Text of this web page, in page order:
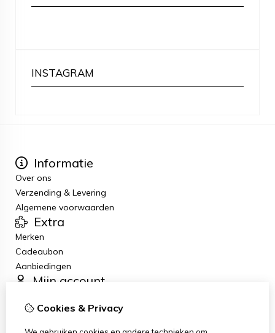
INSTAGRAM
Informatie
Over ons
Verzending & Levering
Algemene voorwaarden
Extra
Merken
Cadeaubon
Aanbiedingen
Mijn account
Bestelhistorie
Cookies & Privacy